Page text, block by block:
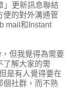
」更新訊息聯結
便的對外溝通管
mail和Instant
但我覺得為需要
了解大家的需
是有人覺得要在
個社群，而不熟